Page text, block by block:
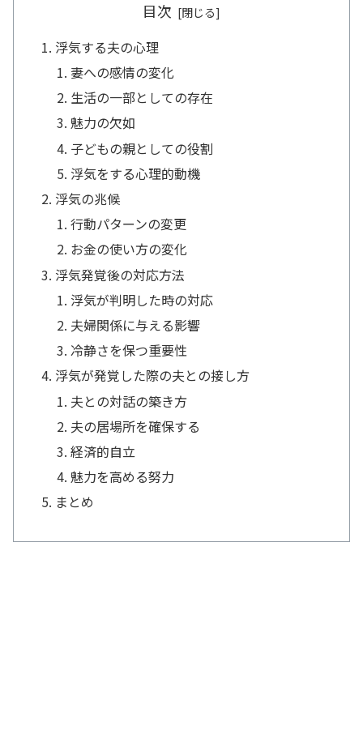
目次
浮気する夫の心理
妻への感情の変化
生活の一部としての存在
魅力の欠如
子どもの親としての役割
浮気をする心理的動機
浮気の兆候
行動パターンの変更
お金の使い方の変化
浮気発覚後の対応方法
浮気が判明した時の対応
夫婦関係に与える影響
冷静さを保つ重要性
浮気が発覚した際の夫との接し方
夫との対話の築き方
夫の居場所を確保する
経済的自立
魅力を高める努力
まとめ